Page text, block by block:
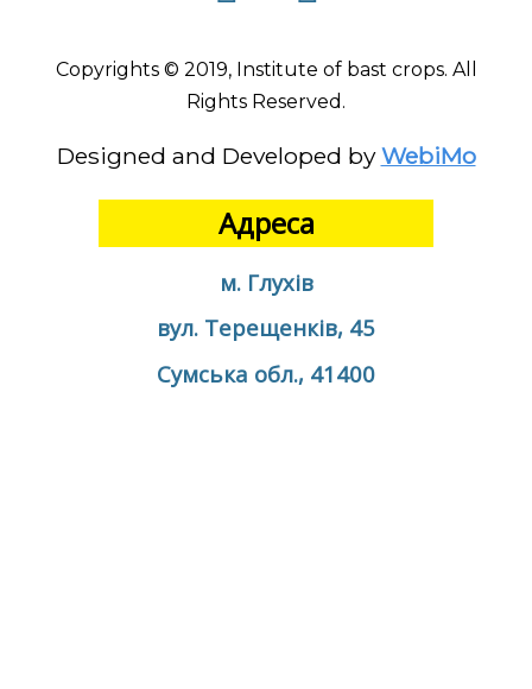
Copyrights © 2019, Institute of bast crops. All
Rights Reserved.
Designed and Developed by WebiMo
Адреса
м. Глухів
вул. Терещенків, 45
Сумська обл., 41400